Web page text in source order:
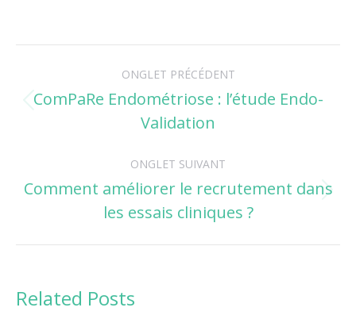
de
commentaire
ONGLET PRÉCÉDENT
Onglet
précédent
ComPaRe Endométriose : l’étude Endo-
Validation
ONGLET SUIVANT
Onglet
suivant
Comment améliorer le recrutement dans
les essais cliniques ?
Related Posts